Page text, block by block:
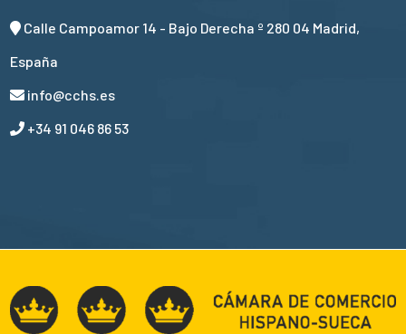
Calle Campoamor 14 - Bajo Derecha º 280 04 Madrid,
España
info@cchs.es
+34 91 046 86 53